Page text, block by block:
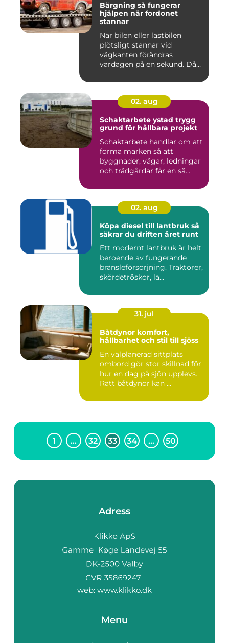
Bärgning så fungerar
hjälpen när fordonet
stannar
När bilen eller lastbilen
plötsligt stannar vid
vägkanten förändras
vardagen på en sekund. Då
02. aug
Schaktarbete ystad trygg
grund för hållbara projekt
Schaktarbete handlar om att
forma marken så att
byggnader, vägar, ledningar
och trädgårdar får en sä...
02. aug
Köpa diesel till lantbruk så
säkrar du driften året runt
Ett modernt lantbruk är helt
beroende av fungerande
bränsleförsörjning. Traktorer,
skördetröskor, la...
31. jul
Båtdynor komfort,
hållbarhet och stil till sjöss
En välplanerad sittplats
ombord gör stor skillnad för
hur en dag på sjön upplevs.
Rätt båtdynor kan ...
1 … 32 33 34 … 50
Adress
web: www.klikko.dk
Menu